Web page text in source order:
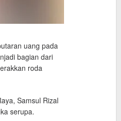
uang pada
bagian dari
roda
Samsul Rizal
serupa.